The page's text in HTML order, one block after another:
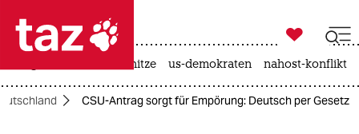
 taz zahl ich
taz zahl ich

taz zahl ich
hitze us-demokraten nahost-konflikt
CSU-Antrag sorgt für Empörung: Deutsch per Gesetz